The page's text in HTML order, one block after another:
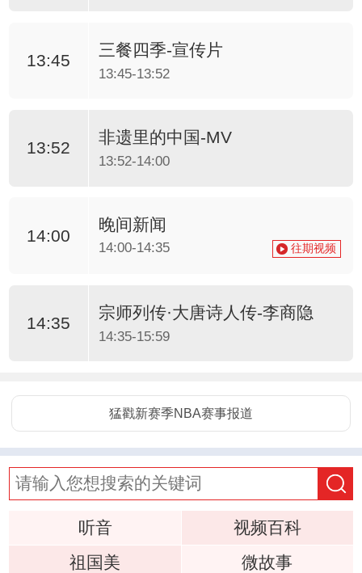
13:45
三餐四季-宣传片
13:45-13:52
13:52
非遗里的中国-MV
13:52-14:00
14:00
晚间新闻
14:00-14:35 往期视频
14:35
宗师列传·大唐诗人传-李商隐
14:35-15:59
听音
视频百科
祖国美
微故事